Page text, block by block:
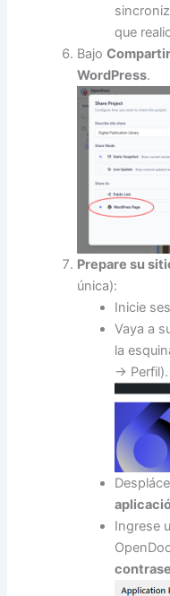
que
Bajo
WordPress.
Prepare su
única):
Inicie
Vaya a
la
→ Perfil).
Ingrese